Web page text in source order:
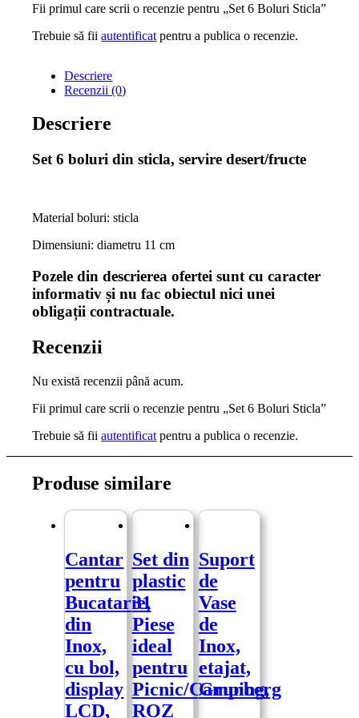
Fii primul care scrii o recenzie pentru „Set 6 Boluri Sticla”
Trebuie să fiiautentificat pentru a publica o recenzie.
Descriere
Recenzii (0)
Descriere
Set 6 boluri din sticla, servire desert/fructe
Material boluri: sticla
Dimensiuni: diametru 11 cm
Pozele din descrierea ofertei sunt cu caracter
informativ și nu fac obiectul nici unei
obligații contractuale.
Recenzii
Nu există recenzii până acum.
Fii primul care scrii o recenzie pentru „Set 6 Boluri Sticla”
Trebuie să fiiautentificat pentru a publica o recenzie.
Produse similare
Cantar
pentru
Bucatarie,
din
Inox,
cu bol,
display
LCD,
Set din
plastic
31
Piese
ideal
pentru
Picnic/Camping,
ROZ
Suport
de
Vase
de
Inox,
etajat,
Grunberg